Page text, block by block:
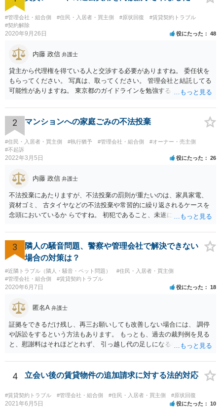
#管理会社・組合側 #住民・入居者・買主側 #原状回復
#賃貸契約トラブル
#契約解除
2020年9月26日 役にたった 48
内藤 政信 弁護士
貸主から代理権を得ている人と交渉する必要がありますね。 委任状を
もらってください。 写真は、取ってください。 管理会社と結託してる
可能性がありますね。 東京都のガイドラインを勉強するといいでしょ
2 マンションへの家庭ごみの不法投棄
#住民・入居者・買主側 #執行猶予 #管理会社・組合側
#オーナー・売主側
#不起訴
2022年3月5日 役にたった 26
内藤 政信 弁護士
不法投棄にあたりますが、不法投棄の罰則が重たいのは、家具家電、
資材ゴミ、 古タイヤなどの不法投棄や常習的に繰り返されるケースを
念頭においているか らですね。 初犯であること、未遂に終わっている
ことはないでしょう。 様子見でいいでしょう。
3
隣人の騒音問題、警察や管理会社で解決できない
場合の対策は？
#近隣トラブル（隣人・騒音・ペット問題）
#住民・入居者・買主側
#管理会社・組合側
#賃貸契約トラブル
2020年6月7日 役にたった 18
匿名A 弁護士
証拠をできるだけ残し、再三お願いしても改善しない場合には、 調停
や訴訟をするという方法もあります。 もっとも、過去の裁判例を見る
と、慰謝料はそれほどとれず、 引っ越し代の足しになる程度に終わっ
4 立会い後の賃貸物件の追加請求に対する法的対応
#賃貸契約トラブル #管理会社・組合側 #住民・入居者・買主側 #原状回復
2021年6月5日 役にたった 10